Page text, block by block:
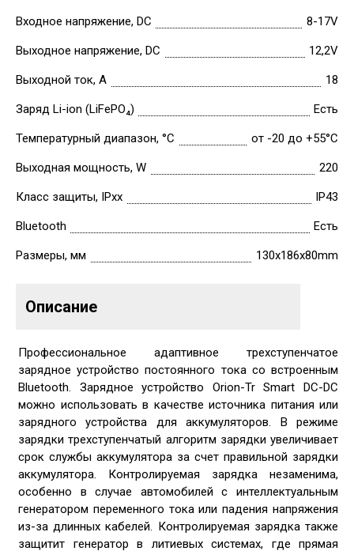
Входное напряжение, DC 8-17V
Выходное напряжение, DC 12,2V
Выходной ток, А 18
Заряд Li-ion (LiFePO₄) Есть
Температурный диапазон, °C от -20 до +55°C
Выходная мощность, W 220
Класс защиты, IPхх IP43
Bluetooth Есть
Размеры, мм 130x186x80mm
Описание
Профессиональное адаптивное трехступенчатое
зарядное устройство постоянного тока со встроенным
Bluetooth. Зарядное устройство Orion-Tr Smart DC-DC
можно использовать в качестве источника питания или
зарядного устройства для аккумуляторов. В режиме
зарядки трехступенчатый алгоритм зарядки увеличивает
срок службы аккумулятора за счет правильной зарядки
аккумулятора. Контролируемая зарядка незаменима,
особенно в случае автомобилей с интеллектуальным
генератором переменного тока или падения напряжения
из-за длинных кабелей. Контролируемая зарядка также
защитит генератор в литиевых системах, где прямая